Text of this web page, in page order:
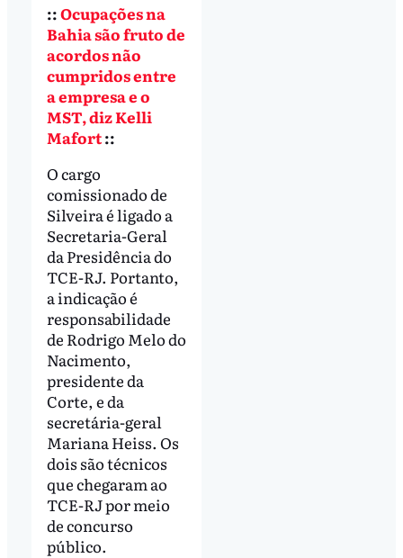
::Ocupações na
Bahia são fruto de
acordos não
cumpridos entre
a empresa e o
MST, diz Kelli
Mafort::
O cargo
comissionado de
Silveira é ligado a
Secretaria-Geral
da Presidência do
TCE-RJ. Portanto,
a indicação é
responsabilidade
de Rodrigo Melo do
Nacimento,
presidente da
Corte, e da
secretária-geral
Mariana Heiss. Os
dois são técnicos
que chegaram ao
TCE-RJ por meio
de concurso
público.